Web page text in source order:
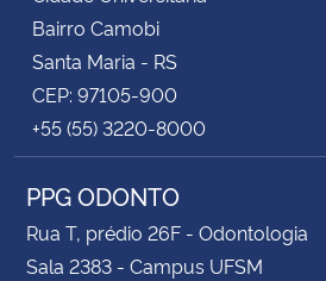
Secretaria de Governo
Gabinete de Segurança Institucional
Advocacia-Geral da União
Bairro Camobi
Santa Maria - RS
CEP: 97105-900
+55 (55) 3220-8000
PPG ODONTO
Rua T, prédio 26F - Odontologia
Sala 2383 - Campus UFSM